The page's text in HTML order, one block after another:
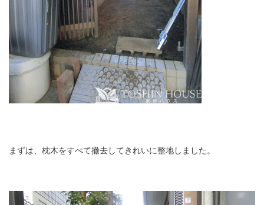
まずは、枕木をすべて撤去してきれいに整地しました。